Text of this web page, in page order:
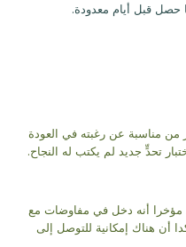
حصل قبل أيام معدودة.
من مناسبة عن رغبته في العودة
مؤخرا أنه دخل في مفاوضات مع
هناك إمكانية للتوصل إلى